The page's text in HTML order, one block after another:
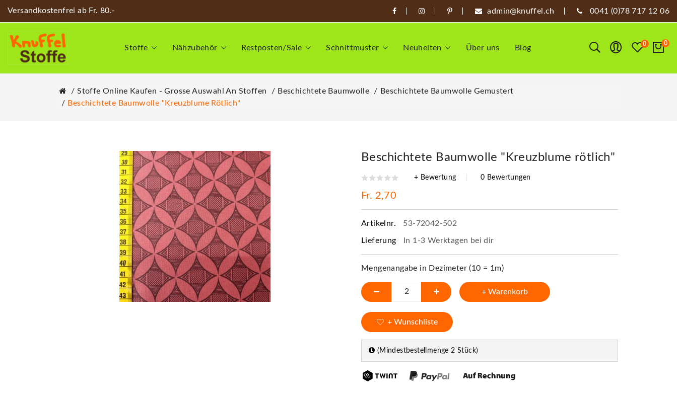
Versandkostenfrei ab Fr. 80.- admin@knuffel.ch 0041 (0)78 717 12 06
Stoffe Nähzubehör Restposten/Sale Schnittmuster Neuheiten Über uns Blog 0 0
Stoffe Online Kaufen - Grosse Auswahl An Stoffen Beschichtete Baumwolle
Beschichtete Baumwolle Gemustert
Beschichtete Baumwolle "Kreuzblume Rötlich"
Beschichtete Baumwolle "Kreuzblume rötlich"
+ Bewertung 0 Bewertungen
Fr. 2,70
Artikelnr. 53-72042-502
Lieferung In 1-3 Werktagen bei dir
Mengenangabe in Dezimeter (10 = 1m)
+ Warenkorb
+ Wunschliste
(Mindestbestellmenge 2 Stück)